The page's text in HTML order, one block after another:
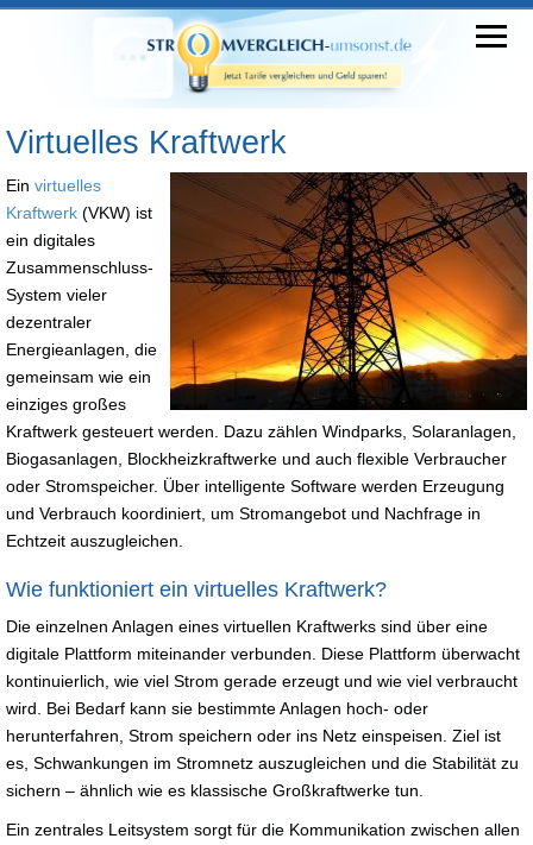
Virtuelles Kraftwerk
Ein virtuelles
Kraftwerk (VKW) ist
ein digitales
Zusammenschluss-
System vieler
dezentraler
Energieanlagen, die
gemeinsam wie ein
einziges großes
Kraftwerk gesteuert werden. Dazu zählen Windparks, Solaranlagen,
Biogasanlagen, Blockheizkraftwerke und auch flexible Verbraucher
oder Stromspeicher. Über intelligente Software werden Erzeugung
und Verbrauch koordiniert, um Stromangebot und Nachfrage in
Echtzeit auszugleichen.
Wie funktioniert ein virtuelles Kraftwerk?
Die einzelnen Anlagen eines virtuellen Kraftwerks sind über eine
digitale Plattform miteinander verbunden. Diese Plattform überwacht
kontinuierlich, wie viel Strom gerade erzeugt und wie viel verbraucht
wird. Bei Bedarf kann sie bestimmte Anlagen hoch- oder
herunterfahren, Strom speichern oder ins Netz einspeisen. Ziel ist
es, Schwankungen im Stromnetz auszugleichen und die Stabilität zu
sichern – ähnlich wie es klassische Großkraftwerke tun.
Ein zentrales Leitsystem sorgt für die Kommunikation zwischen allen